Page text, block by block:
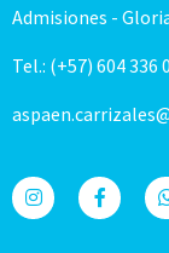
Admisiones -
Tel.: (+57) 604 336